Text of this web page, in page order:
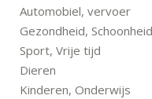
Automobiel, vervoer
Gezondheid,
Sport, Vrije tijd
Dieren
Kinderen, Onderwijs